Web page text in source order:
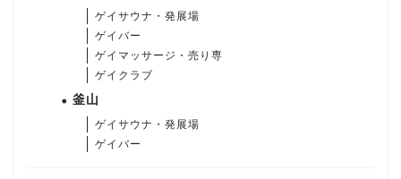
ゲイサウナ・発展場
ゲイバー
ゲイマッサージ・売り専
ゲイクラブ
釜山
ゲイサウナ・発展場
ゲイバー